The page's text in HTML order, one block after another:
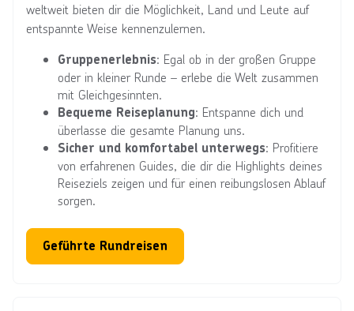
weltweit bieten dir die Möglichkeit, Land und Leute auf
entspannte Weise kennenzulernen.
Gruppenerlebnis: Egal ob in der großen Gruppe
oder in kleiner Runde – erlebe die Welt zusammen
mit Gleichgesinnten.
Bequeme Reiseplanung: Entspanne dich und
überlasse die gesamte Planung uns.
Sicher und komfortabel unterwegs: Profitiere
von erfahrenen Guides, die dir die Highlights deines
Reiseziels zeigen und für einen reibungslosen Ablauf
sorgen.
Geführte Rundreisen